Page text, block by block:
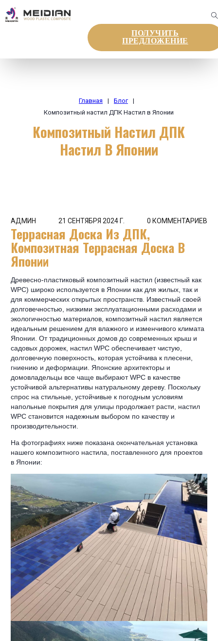
ПОЛУЧИТЬ
ПРЕДЛОЖЕНИЕ
Главная | Блог
|
Композитный настил ДПК Настил в Японии
Композитный Настил ДПК
Настил В Японии
АДМИН 21 СЕНТЯБРЯ 2024 Г. 0 КОММЕНТАРИЕВ
Террасная Доска Из ДПК,
Композитная Террасная Доска В
Японии
Древесно-пластиковый композитный настил (известный как
WPC) широко используется в Японии как для жилых, так и
для коммерческих открытых пространств. Известный своей
долговечностью, низкими эксплуатационными расходами и
экологичностью материалов, композитный настил является
идеальным решением для влажного и изменчивого климата
Японии. От традиционных домов до современных крыш и
садовых дорожек, настил WPC обеспечивает чистую,
долговечную поверхность, которая устойчива к плесени,
гниению и деформации. Японские архитекторы и
домовладельцы все чаще выбирают WPC в качестве
устойчивой альтернативы натуральному дереву. Поскольку
спрос на стильные, устойчивые к погодным условиям
напольные покрытия для улицы продолжает расти, настил
WPC становится надежным выбором по качеству и
производительности.
На фотографиях ниже показана окончательная установка
нашего композитного настила, поставленного для проектов
в Японии: